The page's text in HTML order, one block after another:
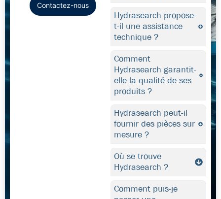
Contactez-nous
Hydrasearch propose-
t-il une assistance
technique ?
Comment
Hydrasearch garantit-
elle la qualité de ses
produits ?
Hydrasearch peut-il
fournir des pièces sur
mesure ?
Où se trouve
Hydrasearch ?
Comment puis-je